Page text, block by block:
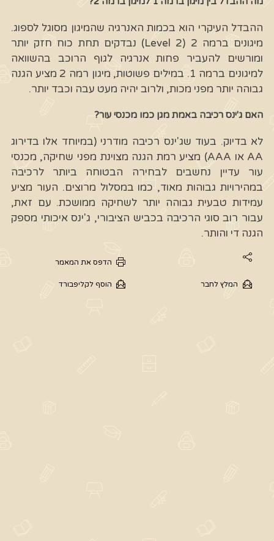
ההבדל העיקרי הוא בכמות האנרגיה שהמיגון מסוגל לספוג.
מיגונים ברמה 2 (Level 2) נבדקים תחת כוח חזק יותר
ומורשים להעביר פחות אנרגיה לגוף הרוכב בהשוואה
למיגונים ברמה 1. במילים פשוטות, מיגון רמה 2 מציע הגנה
גבוהה יותר מפני מכות, ולרוב יהיה מעט עבה וכבד יותר.
האם ג'ינס רכיבה באמת מגן כמו מכנסי עור?
לא בדיוק. בעוד שג'ינס רכיבה מודרני (במיוחד אלו בדירוג
AA או AAA) מציע רמת הגנה מצוינת מפני שחיקה, מכנסי
עור עדיין נחשבים לבחירה הבטוחה ביותר לרכיבה
במהירויות גבוהות מאוד, כמו במסלול מרוצים. העור מציע
עמידות טבעית גבוהה יותר לשחיקה ממושכת. עם זאת,
עבור רוב סוגי הרכיבה בכביש הציבורי, ג'ינס איכותי מספק
הגנה די והותר.
הדפס את המאמר
המלץ לחבר הוסף לקליפבורד